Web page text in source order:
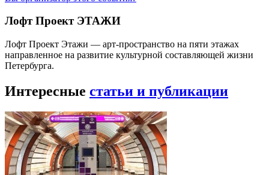
Лофт Проект ЭТАЖИ
Лофт Проект Этажи — арт-пространство на пяти этажах
направленное на развитие культурной составляющей жизни
Петербурга.
Интересные статьи и публикации